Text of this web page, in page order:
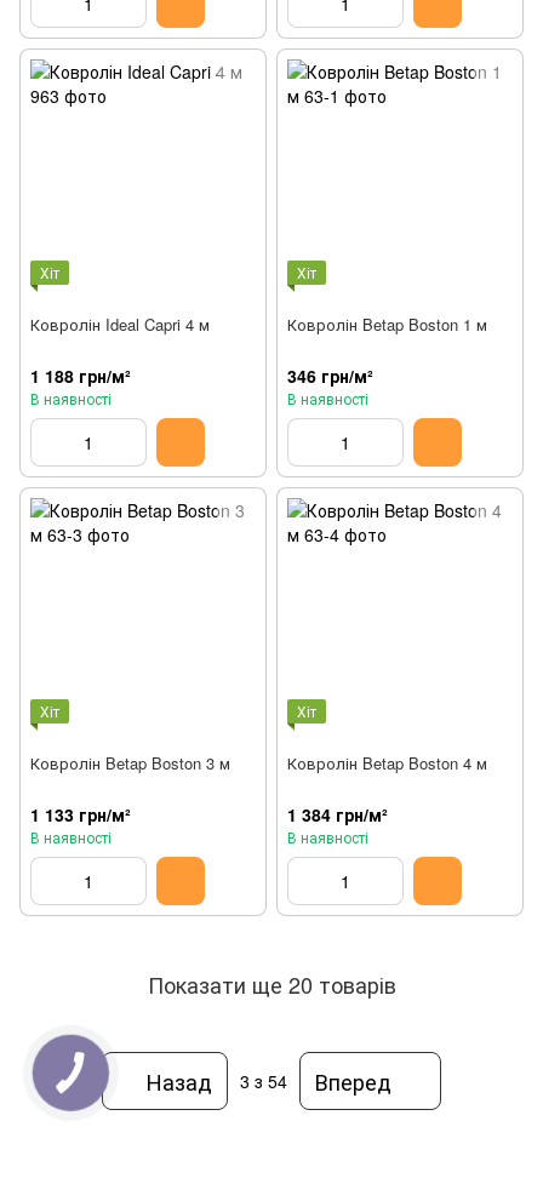
Хіт
Ковролін Ideal Capri 4 м
1 188 грн/м²
В наявності
Хіт
Ковролін Betap Boston 1 м
346 грн/м²
В наявності
Хіт
Ковролін Betap Boston 3 м
1 133 грн/м²
В наявності
Хіт
Ковролін Betap Boston 4 м
1 384 грн/м²
В наявності
Показати ще 20 товарів
Назад 3 з 54 Вперед